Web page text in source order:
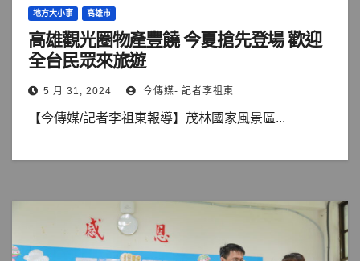
地方大小事 高雄市
高雄觀光圈物產豐饒 今夏搶先登場 歡迎
全台民眾來旅遊
5 月 31, 2024 今傳媒- 記者李祖東
【今傳媒/記者李祖東報導】茂林國家風景區...